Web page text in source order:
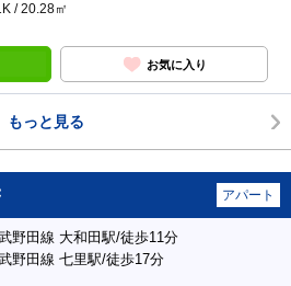
/ 20.28㎡
お気に入り
もっと見る
アパート
野田線 大和田駅/徒歩11分
野田線 七里駅/徒歩17分